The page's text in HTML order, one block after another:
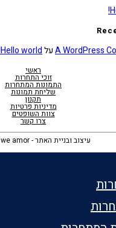
A WordPressעלHello world!
ראשי
זוכי התחרות
התמונות המתחרות
שליחת תמונות
תקנון
מדיניות פרטיות
צוות השופטים
צרו קשר
עיצוב ובניית האתר - we amor